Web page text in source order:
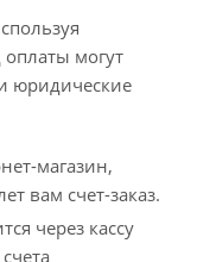
могут
юридические
магазин,
вам счет-заказ.
через кассу